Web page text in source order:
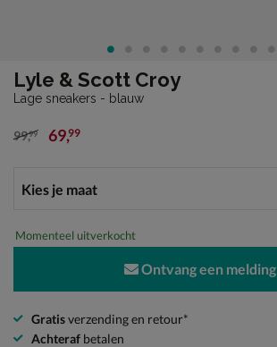
Lyle & Scott Croy
Lage sneakers - blauw
van € 99,99 voor € 69,99
99,99 69,99
Momenteel uitverkocht
Ontvang een melding
Gratisverzending en retour*
Achteraf betalen